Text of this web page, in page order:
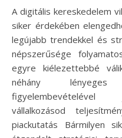
A digitális kereskedelem világa folyamatosan változik, és a
siker érdekében
legújabb trendekkel és
népszerűsége
egyre kiélezettebbé
néhány lényeges
figyelembevételével
vállalkozásod
piackutatás Bármilyen